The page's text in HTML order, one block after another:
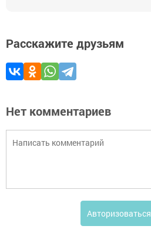
Расскажите друзьям
Нет комментариев
Авторизоваться